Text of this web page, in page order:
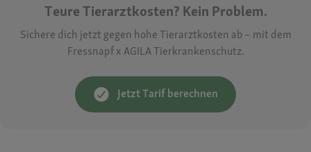
Teure Tierarztkosten? Kein Problem.
Sichere dich jetzt gegen hohe Tierarztkosten ab – mit dem
Fressnapf x AGILA Tierkrankenschutz.
Jetzt Tarif berechnen